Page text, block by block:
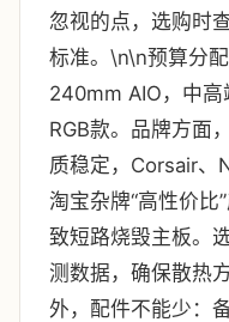
忽视的点，选购时
标准。\n\n预算分
240mm AIO，中
RGB款。品牌方面
质稳定，Corsair、
淘宝杂牌“高性价比
致短路烧毁主板。
测数据，确保散热
外，配件不能少：